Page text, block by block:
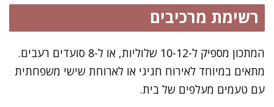
רשימת מרכיבים
המתכון מספיק ל-10-12 שלוליות, או ל-8 סועדים רעבים.
מתאים במיוחד לאירוח חגיגי או לארוחת שישי משפחתית
עם טעמים מעלפים של בית.